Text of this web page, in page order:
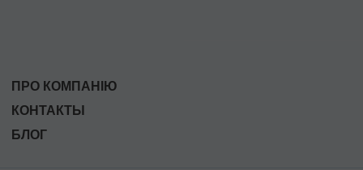
ПРО КОМПАНІЮ
КОНТАКТЫ
БЛОГ